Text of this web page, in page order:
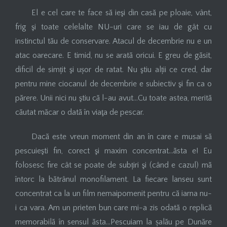
El e cel care te face să ieşi din casă pe ploaie, vânt,
frig şi toate celelalte NU-uri care se iau de gât cu
instinctul tău de conservare. Atacul de decembrie nu e un
atac oarecare. E timid, nu se arată oricui. E greu de găsit,
dificil de simțit şi ușor de ratat. Nu ştiu alții ce cred, dar
pentru mine ciocanul de decembrie e subiectiv şi fin ca o
părere. Unii nici nu ştiu că l-au avut…Cu toate astea, merită
căutat măcar o dată în viaţa de pescar.
Dacă este vreun moment din an în care e musai să
pescuieşti fin, corect şi maxim concentrat…ăsta e! Eu
folosesc fire cât se poate de subțiri şi (când e cazul) mă
întorc la bătrânul monofilament. La fiecare lanseu sunt
concentrat ca la un film nemaipomenit pentru că iarna nu-
i ca vara. Am un prieten bun care mi-a zis odată o replică
memorabilă în sensul ăsta…Pescuiam la șalău pe Dunăre